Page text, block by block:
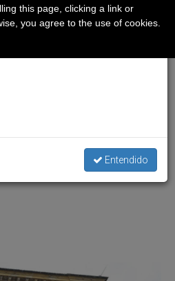
Entendido
this page, clicking a link or
you agree to the use of cookies.